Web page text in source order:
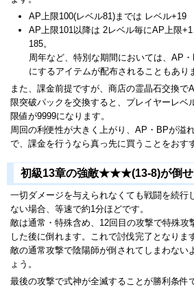
AP上限100(レベル81)までは レベル+19
AP上限101以降は 2レベル毎にAP上限
185。
周年など、特別な期間においては、AP
にするアイテムが配布されることもあり
また、課金前提ですが、商店の霊晶石交換で
限突破パックを交換すると、プレイヤーレベ
限値が9999になります。
周回の利便性が大きく上がり、AP・BPが溢
で、課金を行うなら真っ先に買うことをおす
初級13章の強敵★★★(13-8)が倒せ
一切ダメージを与えられなくても戦闘を続行
ない場合、等速で約1分ほどです。
敵は通常・特殊含め、12回目の攻撃で特殊攻
した後に倒れます。これで討伐完了となりま
敵の通常攻撃で陰陽師が倒されてしまわない
ょう。
最後の攻撃で式神が全滅することが勝利条件